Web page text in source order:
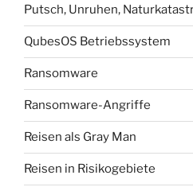
Putsch, Unruhen,
QubesOS Betriebssystem
Ransomware
Ransomware-Angriffe
Reisen als Gray Man
Reisen in Risikogebiete